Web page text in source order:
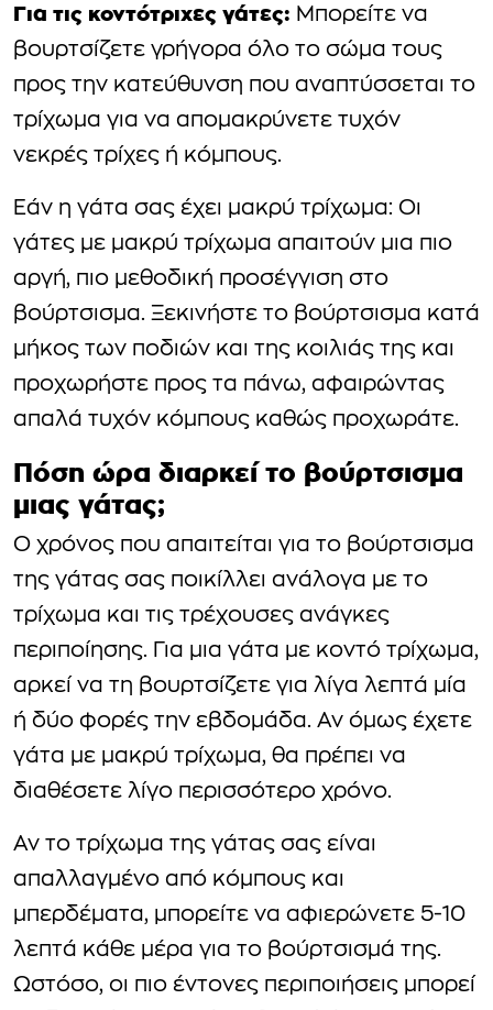
Για τις κοντότριχες γάτες: Μπορείτε να
βουρτσίζετε γρήγορα όλο το σώμα τους
προς την κατεύθυνση που αναπτύσσεται το
τρίχωμα για να απομακρύνετε τυχόν
νεκρές τρίχες ή κόμπους.
Εάν η γάτα σας έχει μακρύ τρίχωμα: Οι
γάτες με μακρύ τρίχωμα απαιτούν μια πιο
αργή, πιο μεθοδική προσέγγιση στο
βούρτσισμα. Ξεκινήστε το βούρτσισμα κατά
μήκος των ποδιών και της κοιλιάς της και
προχωρήστε προς τα πάνω, αφαιρώντας
απαλά τυχόν κόμπους καθώς προχωράτε.
Πόση ώρα διαρκεί το βούρτσισμα
μιας γάτας;
Ο χρόνος που απαιτείται για το βούρτσισμα
της γάτας σας ποικίλλει ανάλογα με το
τρίχωμα και τις τρέχουσες ανάγκες
περιποίησης. Για μια γάτα με κοντό τρίχωμα,
αρκεί να τη βουρτσίζετε για λίγα λεπτά μία
ή δύο φορές την εβδομάδα. Αν όμως έχετε
γάτα με μακρύ τρίχωμα, θα πρέπει να
διαθέσετε λίγο περισσότερο χρόνο.
Αν το τρίχωμα της γάτας σας είναι
απαλλαγμένο από κόμπους και
μπερδέματα, μπορείτε να αφιερώνετε 5-10
λεπτά κάθε μέρα για το βούρτσισμά της.
Ωστόσο, οι πιο έντονες περιποιήσεις μπορεί